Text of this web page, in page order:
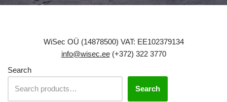
WiSec OÜ (14878500) VAT: EE102379134
info@wisec.ee(+372) 322 3770
Search
Search